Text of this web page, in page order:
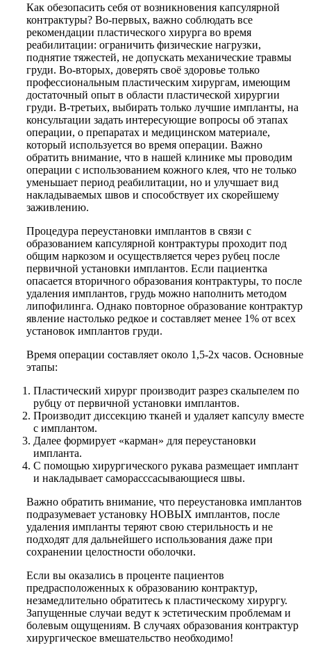
Как обезопасить себя от возникновения капсулярной
контрактуры? Во-первых, важно соблюдать все
рекомендации пластического хирурга во время
реабилитации: ограничить физические нагрузки,
поднятие тяжестей, не допускать механические травмы
груди. Во-вторых, доверять своё здоровье только
профессиональным пластическим хирургам, имеющим
достаточный опыт в области пластической хирургии
груди. В-третьих, выбирать только лучшие импланты, на
консультации задать интересующие вопросы об этапах
операции, о препаратах и медицинском материале,
который используется во время операции. Важно
обратить внимание, что в нашей клинике мы проводим
операции с использованием кожного клея, что не только
уменьшает период реабилитации, но и улучшает вид
накладываемых швов и способствует их скорейшему
заживлению.
Процедура переустановки имплантов в связи с
образованием капсулярной контрактуры проходит под
общим наркозом и осуществляется через рубец после
первичной установки имплантов. Если пациентка
опасается вторичного образования контрактуры, то после
удаления имплантов, грудь можно наполнить методом
липофилинга. Однако повторное образование контрактур
явление настолько редкое и составляет менее 1% от всех
установок имплантов груди.
Время операции составляет около 1,5-2х часов. Основные
этапы:
Пластический хирург производит разрез скальпелем по
рубцу от первичной установки имплантов.
Производит диссекцию тканей и удаляет капсулу вместе
с имплантом.
Далее формирует «карман» для переустановки
импланта.
С помощью хирургического рукава размещает имплант
и накладывает саморасссасывающиеся швы.
Важно обратить внимание, что переустановка имплантов
подразумевает установку НОВЫХ имплантов, после
удаления импланты теряют свою стерильность и не
подходят для дальнейшего использования даже при
сохранении целостности оболочки.
Если вы оказались в проценте пациентов
предрасположенных к образованию контрактур,
незамедлительно обратитесь к пластическому хирургу.
Запущенные случаи ведут к эстетическим проблемам и
болевым ощущениям. В случаях образования контрактур
хирургическое вмешательство необходимо!